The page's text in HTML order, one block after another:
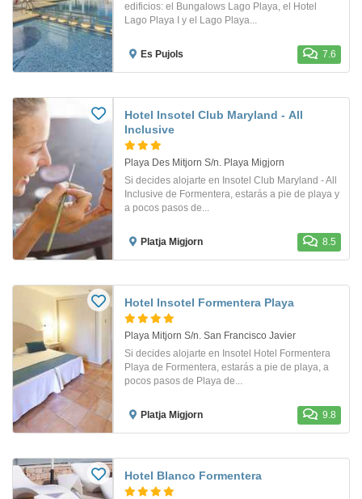
edificios: el Bungalows Lago Playa, el Hotel
Lago Playa I y el Lago Playa...
Es Pujols 7.6
Hotel Insotel Club Maryland - All
Inclusive
Playa Des Mitjorn S/n. Playa Migjorn
Si decides alojarte en Insotel Club Maryland - All
Inclusive de Formentera, estarás a pie de playa y
a pocos pasos de...
Platja Migjorn 8.5
Hotel Insotel Formentera Playa
Playa Mitjorn S/n. San Francisco Javier
Si decides alojarte en Insotel Hotel Formentera
Playa de Formentera, estarás a pie de playa, a
pocos pasos de Playa de...
Platja Migjorn 9.8
Hotel Blanco Formentera